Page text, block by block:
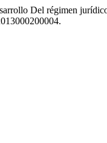
Del régimen